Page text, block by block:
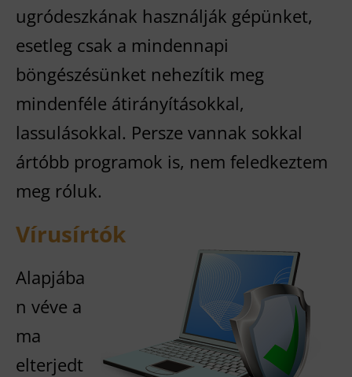
ugródeszkának használják gépünket,
esetleg csak a mindennapi
böngészésünket nehezítik meg
mindenféle átirányításokkal,
lassulásokkal. Persze vannak sokkal
ártóbb programok is, nem feledkeztem
meg róluk.
Vírusírtók
Alapjába
n véve a
ma
elterjedt